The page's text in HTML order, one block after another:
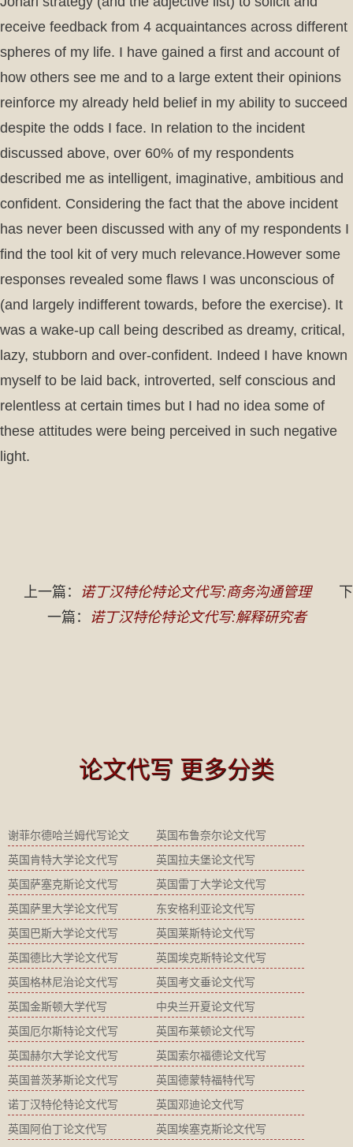
receive feedback from 4 acquaintances across different
spheres of my life. I have gained a first and account of
how others see me and to a large extent their opinions
reinforce my already held belief in my ability to succeed
despite the odds I face. In relation to the incident
discussed above, over 60% of my respondents
described me as intelligent, imaginative, ambitious and
confident. Considering the fact that the above incident
has never been discussed with any of my respondents I
find the tool kit of very much relevance.However some
responses revealed some flaws I was unconscious of
(and largely indifferent towards, before the exercise). It
was a wake-up call being described as dreamy, critical,
lazy, stubborn and over-confident. Indeed I have known
myself to be laid back, introverted, self conscious and
relentless at certain times but I had no idea some of
these attitudes were being perceived in such negative
light.
上一篇： 诺丁汉特伦特论文代写:商务沟通管理
下
一篇：
诺丁汉特伦特论文代写:解释研究者
论文代写 更多分类
谢菲尔德哈兰姆代写论文 英国布鲁奈尔论文代写
英国肯特大学论文代写 英国拉夫堡论文代写
英国萨塞克斯论文代写 英国雷丁大学论文代写
英国萨里大学论文代写 东安格利亚论文代写
英国巴斯大学论文代写 英国莱斯特论文代写
英国德比大学论文代写 英国埃克斯特论文代写
英国格林尼治论文代写 英国考文垂论文代写
英国金斯顿大学代写 中央兰开夏论文代写
英国厄尔斯特论文代写 英国布莱顿论文代写
英国赫尔大学论文代写 英国索尔福德论文代写
英国普茨茅斯论文代写 英国德蒙特福特代写
诺丁汉特伦特论文代写 英国邓迪论文代写
英国阿伯丁论文代写 英国埃塞克斯论文代写